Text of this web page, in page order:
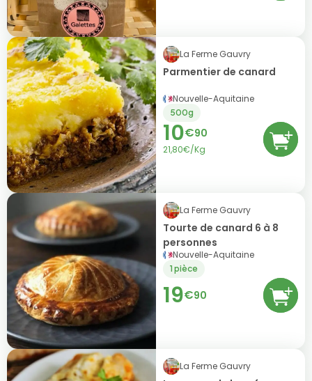
La Ferme Gauvry
Parmentier de canard
Nouvelle-Aquitaine
500g
10€90
21,80€/Kg
La Ferme Gauvry
Tourte de canard 6 à 8
personnes
Nouvelle-Aquitaine
1 pièce
19€90
La Ferme Gauvry